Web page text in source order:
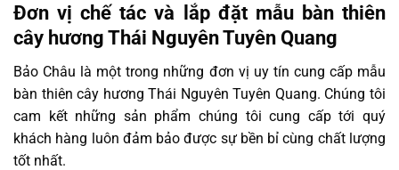
Đơn vị chế tác và lắp đặt mẫu bàn thiên
cây hương Thái Nguyên Tuyên Quang
Bảo Châu là một trong những đơn vị uy tín cung cấp mẫu
bàn thiên cây hương Thái Nguyên Tuyên Quang. Chúng tôi
cam kết những sản phẩm chúng tôi cung cấp tới quý
khách hàng luôn đảm bảo được sự bền bỉ cùng chất lượng
tốt nhất.